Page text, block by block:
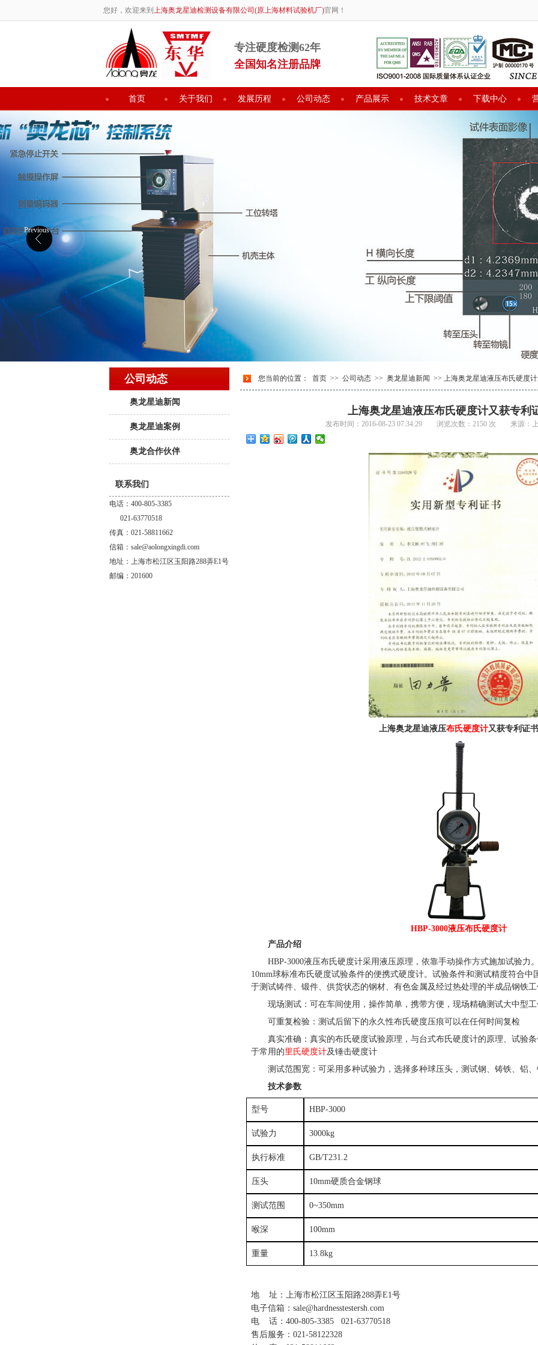
您好，欢迎来到 上海奥龙星迪检测设备有限公司(原上海材料试验机厂)官网！
专注硬度检测62年
全国知名注册品牌
首页 关于我们 发展历程 公司动态 产品展示 技术文章 下载中心
Previous
公司动态
奥龙星迪新闻
奥龙星迪案例
奥龙合作伙伴
联系我们
电话：400-805-3385
021-63770518
传真：021-58811662
信箱：sale@aolongxingdi.com
地址：上海市松江区玉阳路288弄E1号
邮编：201600
您当前的位置： 首页 >> 公司动态 >> 奥龙星迪新闻 >> 上海奥龙星迪液压布氏硬度
上海奥龙星迪液压布氏硬度计又获专利
发布时间：2016-08-23 07:34:29 浏览次数：2150 次 来源：
上海奥龙星迪液压布氏硬度计又获专利证书
HBP-3000液压布氏硬度计
产品介绍
HBP-3000液压布氏硬度计采用液压原理，依靠手动操作方式施加试验力
10mm球标准布氏硬度试验条件的便携式硬度计。试验条件和测试精度符合中
于测试铸件、锻件、供货状态的钢材、有色金属及经过热处理的半成品钢铁
现场测试：可在车间使用，操作简单，携带方便，现场精确测试大中型
可重复检验：测试后留下的永久性布氏硬度压痕可以在任何时间复检
真实准确：真实的布氏硬度试验原理，与台式布氏硬度计的原理、试验
于常用的里氏硬度计及锤击硬度计
测试范围宽：可采用多种试验力，选择多种球压头，测试钢、铸铁、铝
技术参数
型号 HBP-3000
试验力 3000kg
执行标准 GB/T231.2
压头 10mm硬质合金钢球
测试范围 0~350mm
喉深 100mm
重量 13.8kg
地 址：上海市松江区玉阳路288弄E1号
电子信箱：sale@hardnesstestersh.com
电 话：400-805-3385 021-63770518
售后服务：021-58122328